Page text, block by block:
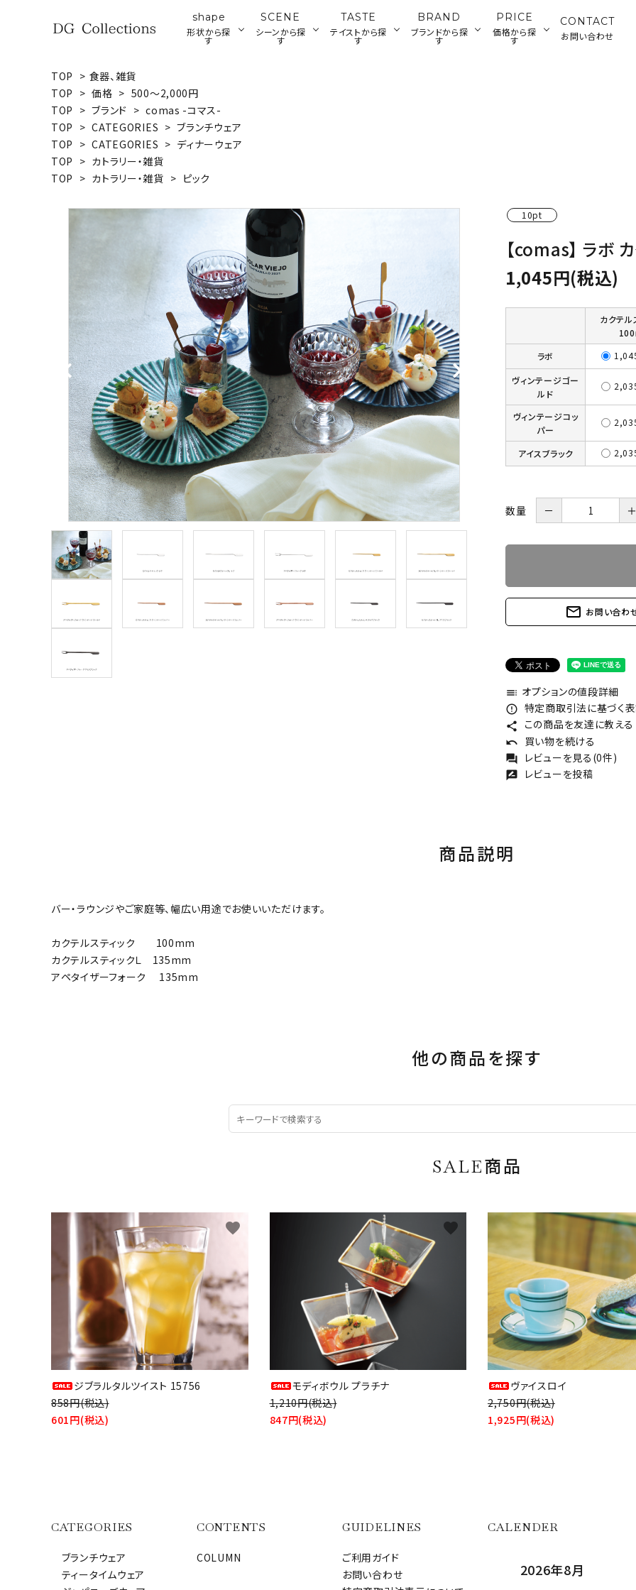
shape
形状から探
す
ウッドプレート・ボード
SCENE
シーンから探
す
TASTE
テイストから探
す
BRAND
ブランドから探
す
PRICE
価格から探
す
CONTACT
お問い合わせ
search
ACCOUNT MENU
ようこそ ゲスト 様
ログイン person 新規会員登録
ブランドから探す
価格から探す
ご利用ガイド
プライバシーポリシー
特定商取引法について
お問い合わせ
TOP > 食器、雑貨
TOP > 価格 > 500～2,000円
TOP > ブランド > comas -コマス-
TOP > CATEGORIES > ブランチウェア
TOP > CATEGORIES > ディナーウェア
TOP > カトラリー・雑貨
TOP > カトラリー・雑貨 > ピック
10pt
【comas】 ラボ
1,045円(税込)
カクテル
ラボ
ヴィンテージゴー
ルド
ヴィンテージコッ
パー
アイスブラック
数量 － ＋
mail_outline お問い合わ
toc オプションの値段詳細
error_outline 特定商取引法に基づく
share この商品を友達に教える
undo 買い物を続ける
forum レビューを見る(0件)
rate_review レビューを投稿
商品説明
バー・ラウンジやご家庭等、幅広い用途でお使いいただけます。
カクテルスティック 100mm
カクテルスティックＬ 135mm
アペタイザーフォーク 135mm
他の商品を探す
SALE商品
ジブラルタルツイスト 15756
858円(税込)
601円(税込)
favorite
モディボウル プラチナ
1,210円(税込)
847円(税込)
favorite
ヴァイスロイ
2,750円(税込)
1,925円(税込)
CATEGORIES
ブランチウェア
ティータイムウェア
CONTENTS
COLUMN
GUIDELINES
ご利用ガイド
お問い合わせ
CALENDER
2026年8月